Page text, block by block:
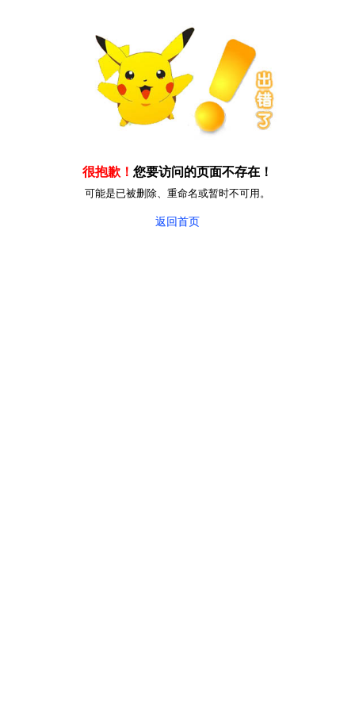
很抱歉！ 您要访问的页面不存在！
可能是已被删除、重命名或暂时不可用。
返回首页